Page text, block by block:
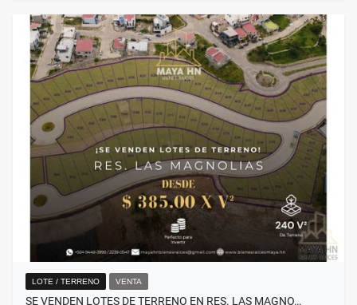
LOTE / TERRENO VENTA
SE VENDEN LOTES DE TERRENO EN RES. LAS MAGNO…